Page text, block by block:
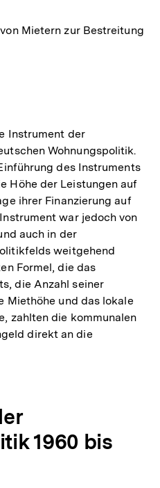
Mietern zur Bestreitung
Instrument der
Wohnungspolitik.
des Instruments
Höhe der Leistungen auf
ihrer Finanzierung auf
war jedoch von
auch in der
weitgehend
Formel, die das
die Anzahl seiner
Miethöhe und das lokale
zahlten die kommunalen
direkt an die
1960 bis